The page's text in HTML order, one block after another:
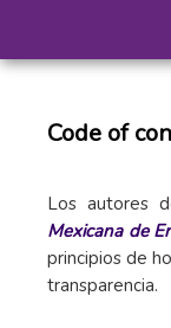
Code of
Los autores
Mexicana de
principios de
transparencia.